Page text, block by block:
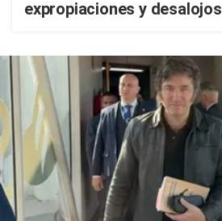
expropiaciones y desalojos